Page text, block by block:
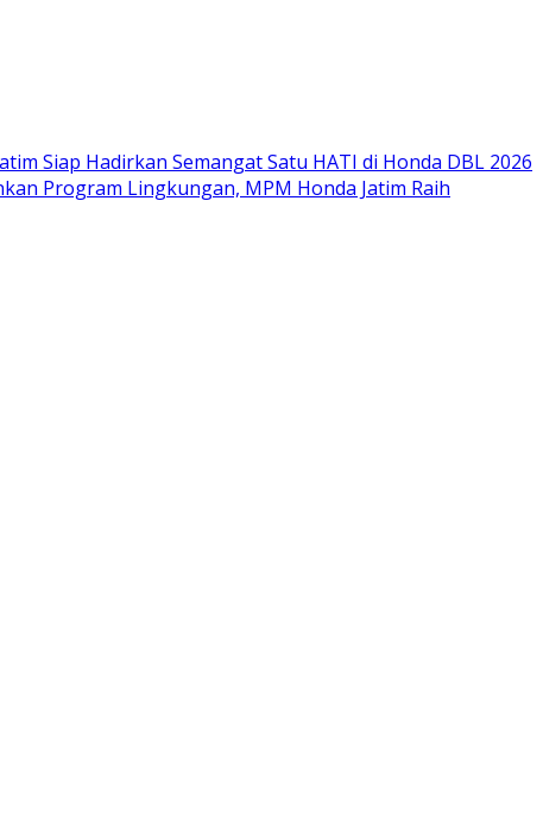
Siap Hadirkan Semangat Satu HATI di Honda DBL 2026
Program Lingkungan, MPM Honda Jatim Raih